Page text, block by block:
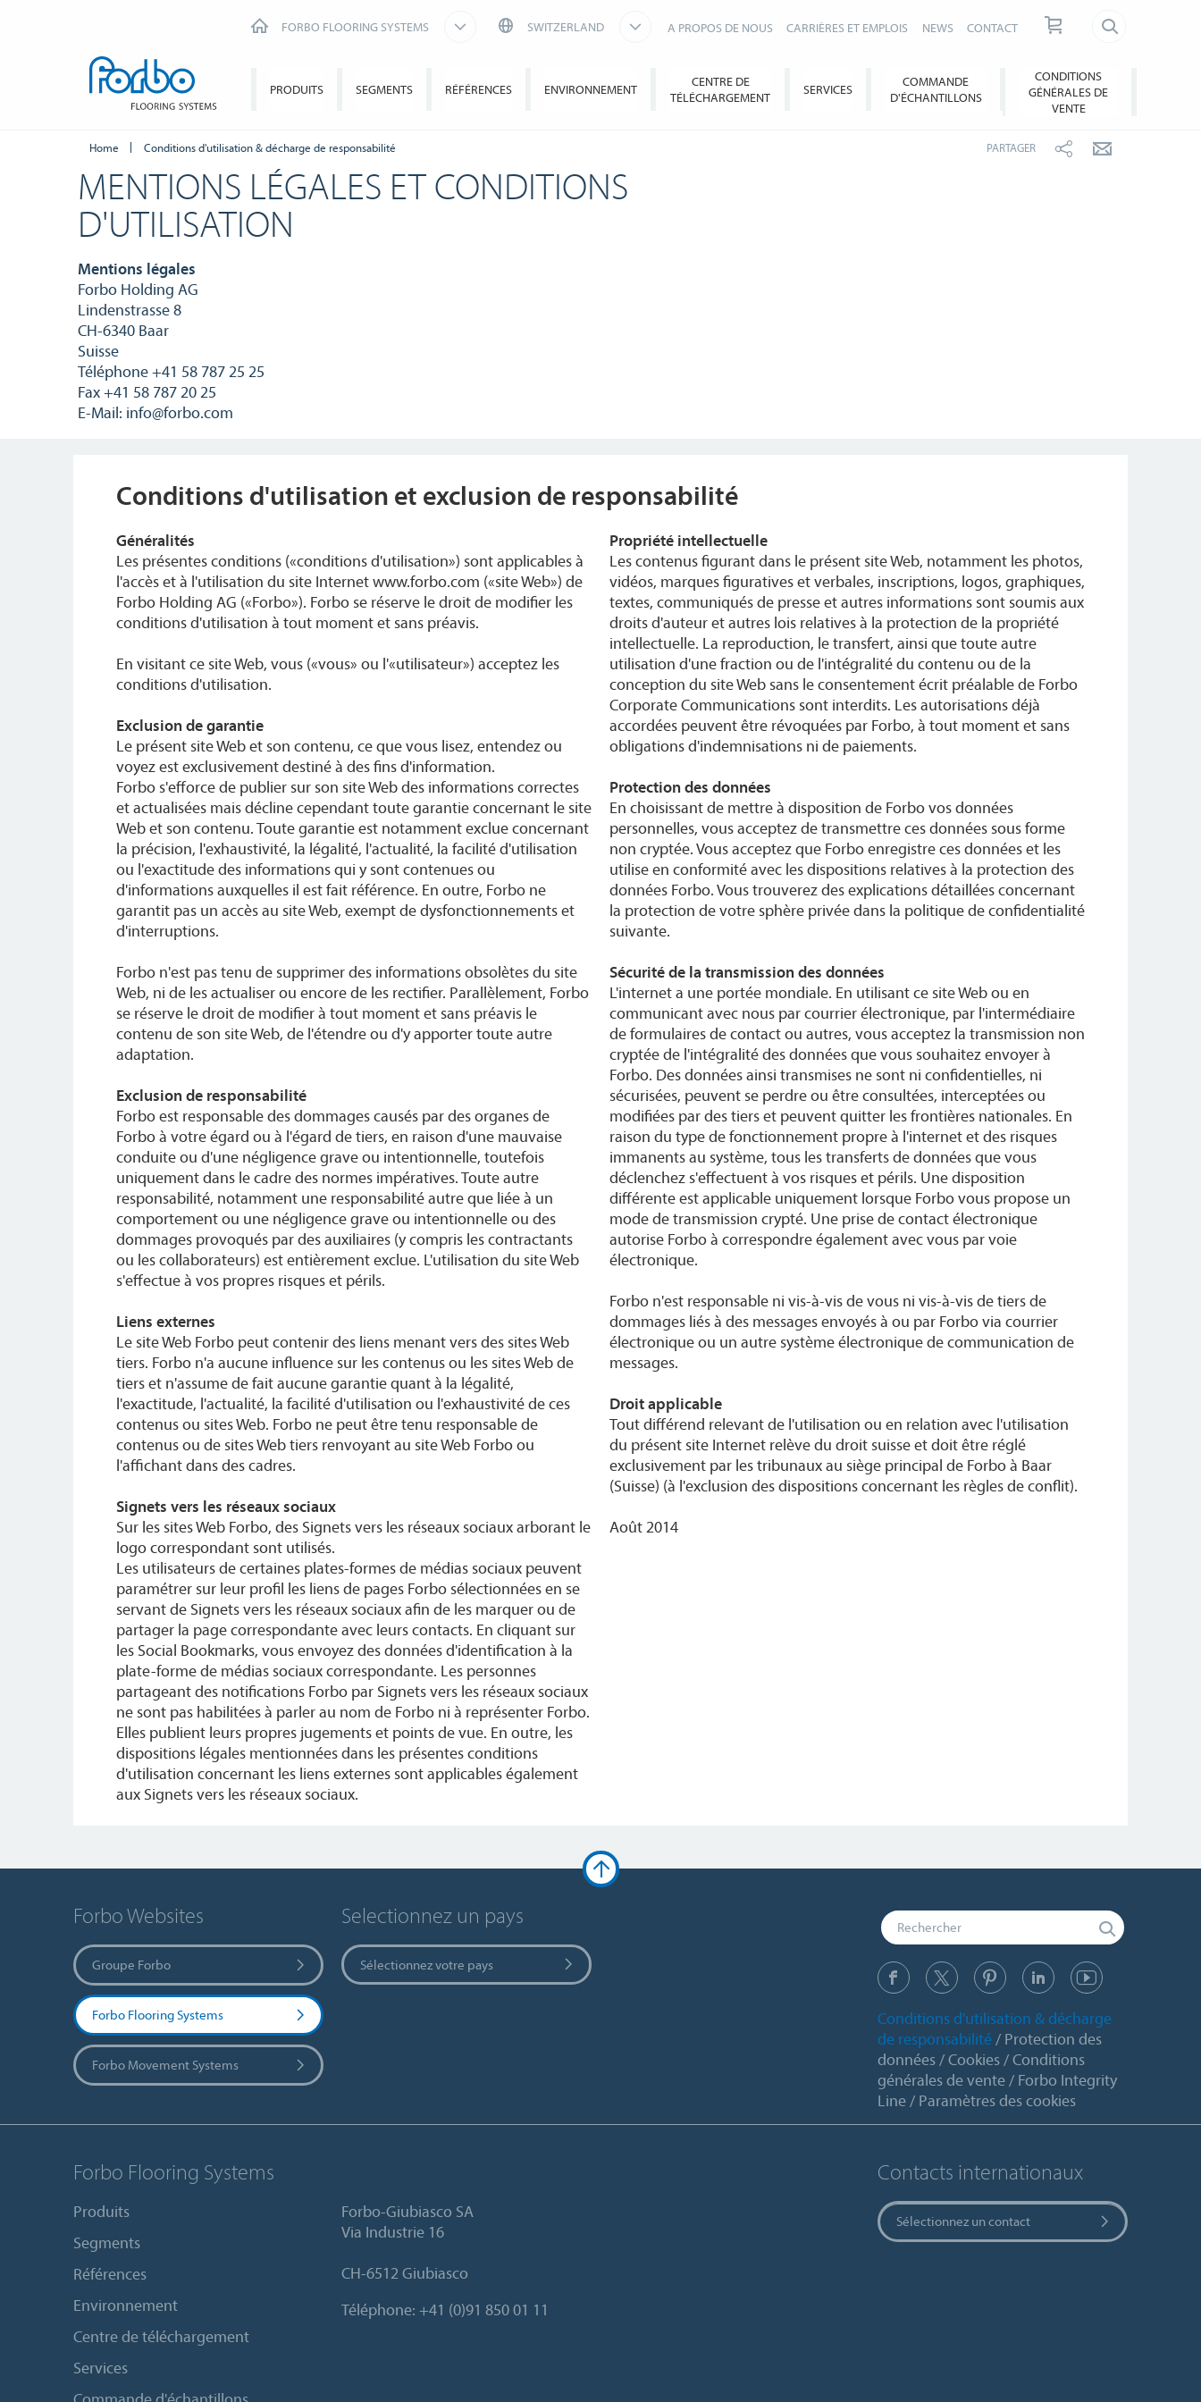
FORBO FLOORING SYSTEMS SWITZERLAND A PROPOS DE NOUS CARRIÈRES ET EMPLOIS NEWS CONTACT
PRODUITS SEGMENTS RÉFÉRENCES ENVIRONNEMENT
CENTRE DE
TÉLÉCHARGEMENT
SERVICES
COMMANDE
D'ÉCHANTILLONS
CONDITIONS
GÉNÉRALES DE
VENTE
Home Conditions d'utilisation & décharge de responsabilité PARTAGER
MENTIONS LÉGALES ET CONDITIONS
D'UTILISATION
Mentions légales
Forbo Holding AG
Lindenstrasse 8
CH-6340 Baar
Suisse
Téléphone +41 58 787 25 25
Fax +41 58 787 20 25
E-Mail: info@forbo.com
Conditions d'utilisation et exclusion de responsabilité
Généralités
Les présentes conditions («conditions d'utilisation») sont applicables à
l'accès et à l'utilisation du site Internet www.forbo.com («site Web») de
Forbo Holding AG («Forbo»). Forbo se réserve le droit de modifier les
conditions d'utilisation à tout moment et sans préavis.
En visitant ce site Web, vous («vous» ou l'«utilisateur») acceptez les
conditions d'utilisation.
Exclusion de garantie
Le présent site Web et son contenu, ce que vous lisez, entendez ou
voyez est exclusivement destiné à des fins d'information.
Forbo s'efforce de publier sur son site Web des informations correctes
et actualisées mais décline cependant toute garantie concernant le site
Web et son contenu. Toute garantie est notamment exclue concernant
la précision, l'exhaustivité, la légalité, l'actualité, la facilité d'utilisation
ou l'exactitude des informations qui y sont contenues ou
d'informations auxquelles il est fait référence. En outre, Forbo ne
garantit pas un accès au site Web, exempt de dysfonctionnements et
d'interruptions.
Forbo n'est pas tenu de supprimer des informations obsolètes du site
Web, ni de les actualiser ou encore de les rectifier. Parallèlement, Forbo
se réserve le droit de modifier à tout moment et sans préavis le
contenu de son site Web, de l'étendre ou d'y apporter toute autre
adaptation.
Exclusion de responsabilité
Forbo est responsable des dommages causés par des organes de
Forbo à votre égard ou à l'égard de tiers, en raison d'une mauvaise
conduite ou d'une négligence grave ou intentionnelle, toutefois
uniquement dans le cadre des normes impératives. Toute autre
responsabilité, notamment une responsabilité autre que liée à un
comportement ou une négligence grave ou intentionnelle ou des
dommages provoqués par des auxiliaires (y compris les contractants
ou les collaborateurs) est entièrement exclue. L'utilisation du site Web
s'effectue à vos propres risques et périls.
Liens externes
Le site Web Forbo peut contenir des liens menant vers des sites Web
tiers. Forbo n'a aucune influence sur les contenus ou les sites Web de
tiers et n'assume de fait aucune garantie quant à la légalité,
l'exactitude, l'actualité, la facilité d'utilisation ou l'exhaustivité de ces
contenus ou sites Web. Forbo ne peut être tenu responsable de
contenus ou de sites Web tiers renvoyant au site Web Forbo ou
l'affichant dans des cadres.
Signets vers les réseaux sociaux
Sur les sites Web Forbo, des Signets vers les réseaux sociaux arborant le
logo correspondant sont utilisés.
Les utilisateurs de certaines plates-formes de médias sociaux peuvent
paramétrer sur leur profil les liens de pages Forbo sélectionnées en se
servant de Signets vers les réseaux sociaux afin de les marquer ou de
partager la page correspondante avec leurs contacts. En cliquant sur
les Social Bookmarks, vous envoyez des données d'identification à la
plate-forme de médias sociaux correspondante. Les personnes
partageant des notifications Forbo par Signets vers les réseaux sociaux
ne sont pas habilitées à parler au nom de Forbo ni à représenter Forbo.
Elles publient leurs propres jugements et points de vue. En outre, les
dispositions légales mentionnées dans les présentes conditions
d'utilisation concernant les liens externes sont applicables également
aux Signets vers les réseaux sociaux.
Propriété intellectuelle
Les contenus figurant dans le présent site Web, notamment les photos,
vidéos, marques figuratives et verbales, inscriptions, logos, graphiques,
textes, communiqués de presse et autres informations sont soumis aux
droits d'auteur et autres lois relatives à la protection de la propriété
intellectuelle. La reproduction, le transfert, ainsi que toute autre
utilisation d'une fraction ou de l'intégralité du contenu ou de la
conception du site Web sans le consentement écrit préalable de Forbo
Corporate Communications sont interdits. Les autorisations déjà
accordées peuvent être révoquées par Forbo, à tout moment et sans
obligations d'indemnisations ni de paiements.
Protection des données
En choisissant de mettre à disposition de Forbo vos données
personnelles, vous acceptez de transmettre ces données sous forme
non cryptée. Vous acceptez que Forbo enregistre ces données et les
utilise en conformité avec les dispositions relatives à la protection des
données Forbo. Vous trouverez des explications détaillées concernant
la protection de votre sphère privée dans la politique de confidentialité
suivante.
Sécurité de la transmission des données
L'internet a une portée mondiale. En utilisant ce site Web ou en
communicant avec nous par courrier électronique, par l'intermédiaire
de formulaires de contact ou autres, vous acceptez la transmission non
cryptée de l'intégralité des données que vous souhaitez envoyer à
Forbo. Des données ainsi transmises ne sont ni confidentielles, ni
sécurisées, peuvent se perdre ou être consultées, interceptées ou
modifiées par des tiers et peuvent quitter les frontières nationales. En
raison du type de fonctionnement propre à l'internet et des risques
immanents au système, tous les transferts de données que vous
déclenchez s'effectuent à vos risques et périls. Une disposition
différente est applicable uniquement lorsque Forbo vous propose un
mode de transmission crypté. Une prise de contact électronique
autorise Forbo à correspondre également avec vous par voie
électronique.
Forbo n'est responsable ni vis-à-vis de vous ni vis-à-vis de tiers de
dommages liés à des messages envoyés à ou par Forbo via courrier
électronique ou un autre système électronique de communication de
messages.
Droit applicable
Tout différend relevant de l'utilisation ou en relation avec l'utilisation
du présent site Internet relève du droit suisse et doit être réglé
exclusivement par les tribunaux au siège principal de Forbo à Baar
(Suisse) (à l'exclusion des dispositions concernant les règles de conflit).
Août 2014
Forbo Websites
Groupe Forbo
Forbo Flooring Systems
Forbo Movement Systems
Selectionnez un pays
Sélectionnez votre pays
Conditions d'utilisation & décharge
de responsabilité
Protection des
données
Cookies
Conditions
générales de vente
Forbo Integrity
Line
Paramètres des cookies
Forbo Flooring Systems
Produits
Segments
Références
Environnement
Centre de téléchargement
Services
Forbo-Giubiasco SA
Via Industrie 16
CH-6512 Giubiasco
Téléphone: +41 (0)91 850 01 11
Contacts internationaux
Sélectionnez un contact